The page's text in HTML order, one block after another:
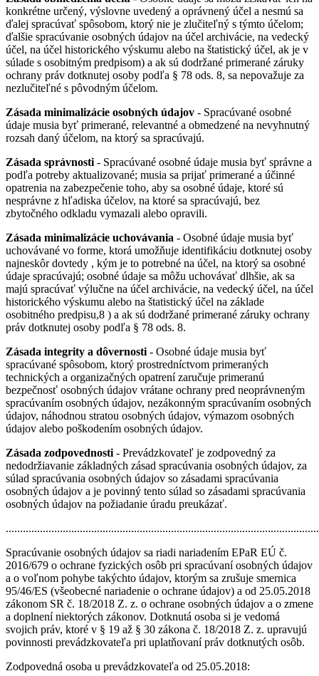
konkrétne určený, výslovne uvedený a oprávnený účel a nesmú sa
ďalej spracúvať spôsobom, ktorý nie je zlučiteľný s týmto účelom;
ďalšie spracúvanie osobných údajov na účel archivácie, na vedecký
účel, na účel historického výskumu alebo na štatistický účel, ak je v
súlade s osobitným predpisom) a ak sú dodržané primerané záruky
ochrany práv dotknutej osoby podľa § 78 ods. 8, sa nepovažuje za
nezlučiteľné s pôvodným účelom.
Zásada minimalizácie osobných údajov - Spracúvané osobné
údaje musia byť primerané, relevantné a obmedzené na nevyhnutný
rozsah daný účelom, na ktorý sa spracúvajú.
Zásada správnosti - Spracúvané osobné údaje musia byť správne a
podľa potreby aktualizované; musia sa prijať primerané a účinné
opatrenia na zabezpečenie toho, aby sa osobné údaje, ktoré sú
nesprávne z hľadiska účelov, na ktoré sa spracúvajú, bez
zbytočného odkladu vymazali alebo opravili.
Zásada minimalizácie uchovávania - Osobné údaje musia byť
uchovávané vo forme, ktorá umožňuje identifikáciu dotknutej osoby
najneskôr dovtedy , kým je to potrebné na účel, na ktorý sa osobné
údaje spracúvajú; osobné údaje sa môžu uchovávať dlhšie, ak sa
majú spracúvať výlučne na účel archivácie, na vedecký účel, na účel
historického výskumu alebo na štatistický účel na základe
osobitného predpisu,8 ) a ak sú dodržané primerané záruky ochrany
práv dotknutej osoby podľa § 78 ods. 8.
Zásada integrity a dôvernosti - Osobné údaje musia byť
spracúvané spôsobom, ktorý prostredníctvom primeraných
technických a organizačných opatrení zaručuje primeranú
bezpečnosť osobných údajov vrátane ochrany pred neoprávneným
spracúvaním osobných údajov, nezákonným spracúvaním osobných
údajov, náhodnou stratou osobných údajov, výmazom osobných
údajov alebo poškodením osobných údajov.
Zásada zodpovednosti - Prevádzkovateľ je zodpovedný za
nedodržiavanie základných zásad spracúvania osobných údajov, za
súlad spracúvania osobných údajov so zásadami spracúvania
osobných údajov a je povinný tento súlad so zásadami spracúvania
osobných údajov na požiadanie úradu preukázať.
Spracúvanie osobných údajov sa riadi nariadením EPaR EÚ č.
2016/679 o ochrane fyzických osôb pri spracúvaní osobných údajov
a o voľnom pohybe takýchto údajov, ktorým sa zrušuje smernica
95/46/ES (všeobecné nariadenie o ochrane údajov) a od 25.05.2018
zákonom SR č. 18/2018 Z. z. o ochrane osobných údajov a o zmene
a doplnení niektorých zákonov. Dotknutá osoba si je vedomá
svojich práv, ktoré v § 19 až § 30 zákona č. 18/2018 Z. z. upravujú
povinnosti prevádzkovateľa pri uplatňovaní práv dotknutých osôb.
Zodpovedná osoba u prevádzkovateľa od 25.05.2018: